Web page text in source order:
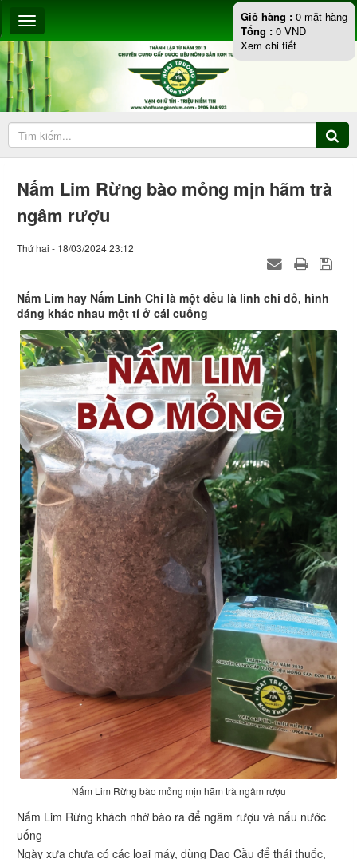
Nấm Lim Rừng bào mỏng mịn hãm trà
ngâm rượu
Thứ hai - 18/03/2024 23:12
Nấm Lim hay Nấm Linh Chi là một đều là linh chi đỏ, hình
dáng khác nhau một tí ở cái cuống
Nấm Lim Rừng bào mỏng mịn hãm trà ngâm rượu
Nấm Lim Rừng khách nhờ bào ra để ngâm rượu và nấu nước
uống
Ngày xưa chưa có các loại máy, dùng Dao Cầu để thái thuốc,
Giỏ hàng : 0 mặt hàng
Tổng : 0 VND
Xem chi tiết